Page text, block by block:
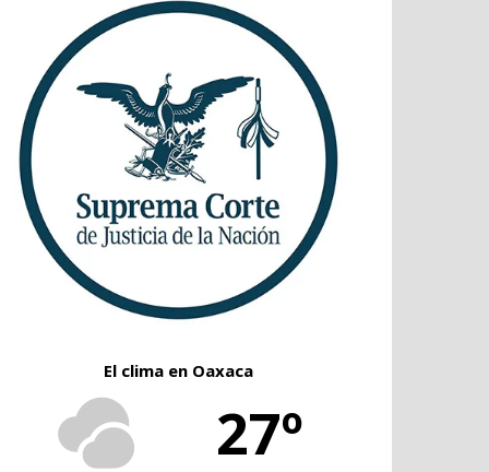
El clima en Oaxaca
27º